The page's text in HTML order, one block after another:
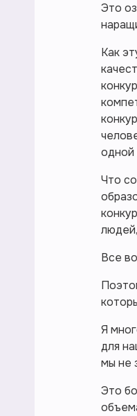
Это
Как
одной
Что
Все
Я
для
мы не
Это